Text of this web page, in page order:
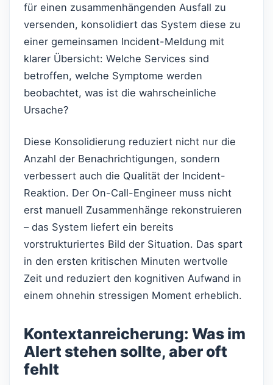
für einen zusammenhängenden Ausfall zu
versenden, konsolidiert das System diese zu
einer gemeinsamen Incident-Meldung mit
klarer Übersicht: Welche Services sind
betroffen, welche Symptome werden
beobachtet, was ist die wahrscheinliche
Ursache?
Diese Konsolidierung reduziert nicht nur die
Anzahl der Benachrichtigungen, sondern
verbessert auch die Qualität der Incident-
Reaktion. Der On-Call-Engineer muss nicht
erst manuell Zusammenhänge rekonstruieren
– das System liefert ein bereits
vorstrukturiertes Bild der Situation. Das spart
in den ersten kritischen Minuten wertvolle
Zeit und reduziert den kognitiven Aufwand in
einem ohnehin stressigen Moment erheblich.
Kontextanreicherung: Was im
Alert stehen sollte, aber oft
fehlt